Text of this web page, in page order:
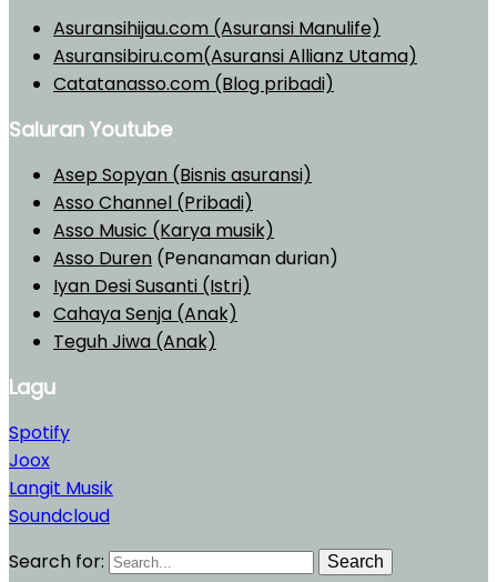
Asuransihijau.com (Asuransi Manulife)
Asuransibiru.com(Asuransi Allianz Utama)
Catatanasso.com (Blog pribadi)
Saluran Youtube
Asep Sopyan (Bisnis asuransi)
Asso Channel (Pribadi)
Asso Music (Karya musik)
Asso Duren (Penanaman durian)
Iyan Desi Susanti (Istri)
Cahaya Senja (Anak)
Teguh Jiwa (Anak)
Lagu
Spotify
Joox
Langit Musik
Soundcloud
Search for:
Search